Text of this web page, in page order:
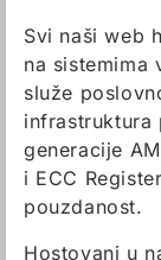
Svi naši web
na sistemima
služe
infrastruktura
generacije
i ECC
pouzdanost.
Hostovani u